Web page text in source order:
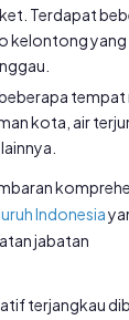
Terdapat
kelontong yang
tempat
kota, air
Indonesia
jabatan
terjangkau